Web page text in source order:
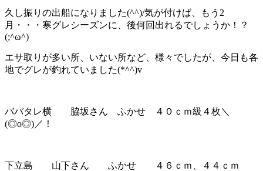
久し振りの出船になりました(^^)/気が付けば、もう2
月・・・寒グレシーズンに、後何回出れるでしょうか！？
(;^ω^)
エサ取りが多い所、いない所など、様々でしたが、今日も各
地でグレが釣れていました(*^^)v
ババタレ横 脇坂さん ふかせ ４０ｃｍ級４枚＼
(◎o◎)／！
下立島 山下さん ふかせ ４６ｃｍ、４４ｃｍ